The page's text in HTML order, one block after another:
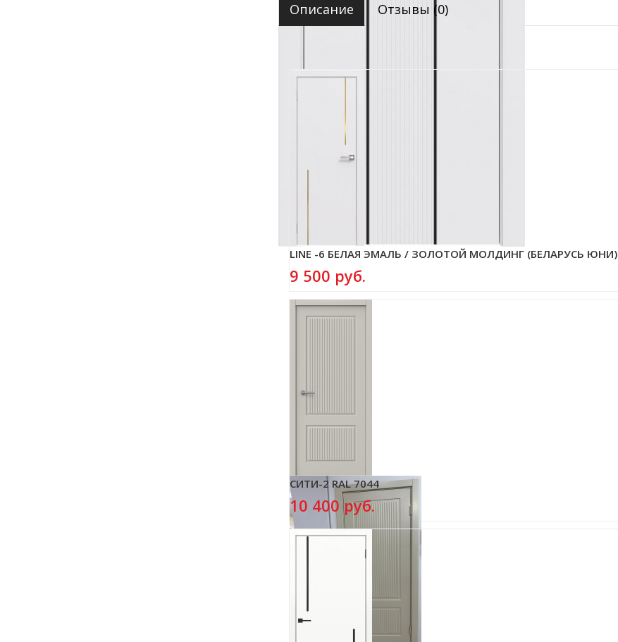
Описание Отзывы (0)
LINE -6 БЕЛАЯ ЭМАЛЬ / ЗОЛОТОЙ МОЛДИНГ (БЕЛАРУСЬ ЮНИ)
9 500 руб.
СИТИ-2 RAL 7044
10 400 руб.